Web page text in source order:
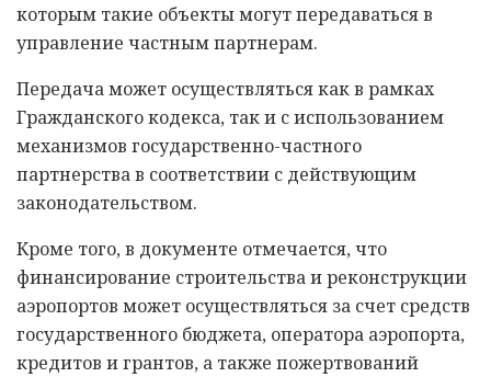
которым такие объекты могут передаваться в
управление частным партнерам.
Передача может осуществляться как в рамках
Гражданского кодекса, так и с использованием
механизмов государственно-частного
партнерства в соответствии с действующим
законодательством.
Кроме того, в документе отмечается, что
финансирование строительства и реконструкции
аэропортов может осуществляться за счет средств
государственного бюджета, оператора аэропорта,
кредитов и грантов, а также пожертвований